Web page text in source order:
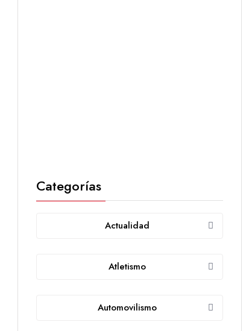
Categorías
Actualidad
Atletismo
Automovilismo